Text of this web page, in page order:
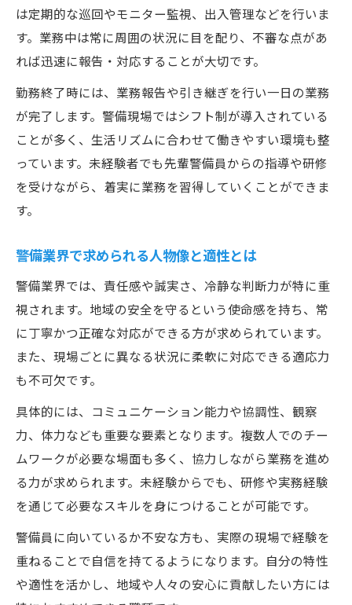
は定期的な巡回やモニター監視、出入管理などを行いま
す。業務中は常に周囲の状況に目を配り、不審な点があ
れば迅速に報告・対応することが大切です。
勤務終了時には、業務報告や引き継ぎを行い一日の業務
が完了します。警備現場ではシフト制が導入されている
ことが多く、生活リズムに合わせて働きやすい環境も整
っています。未経験者でも先輩警備員からの指導や研修
を受けながら、着実に業務を習得していくことができま
す。
警備業界で求められる人物像と適性とは
警備業界では、責任感や誠実さ、冷静な判断力が特に重
視されます。地域の安全を守るという使命感を持ち、常
に丁寧かつ正確な対応ができる方が求められています。
また、現場ごとに異なる状況に柔軟に対応できる適応力
も不可欠です。
具体的には、コミュニケーション能力や協調性、観察
力、体力なども重要な要素となります。複数人でのチー
ムワークが必要な場面も多く、協力しながら業務を進め
る力が求められます。未経験からでも、研修や実務経験
を通じて必要なスキルを身につけることが可能です。
警備員に向いているか不安な方も、実際の現場で経験を
重ねることで自信を持てるようになります。自分の特性
や適性を活かし、地域や人々の安心に貢献したい方には